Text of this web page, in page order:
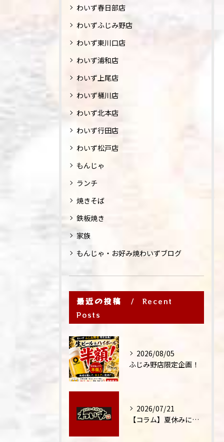
わいず春日部店
わいずふじみ野店
わいず東川口店
わいず浦和店
わいず上尾店
わいず桶川店
わいず北本店
わいず行田店
わいず松戸店
もんじゃ
ランチ
焼きそば
鉄板焼き
家族
もんじゃ・お好み焼わいずブログ
最近の投稿
Recent
Posts
2026/08/05
ふじみ野店限定企画！
2026/07/21
【コラム】夏休みに家族外食が増える理由